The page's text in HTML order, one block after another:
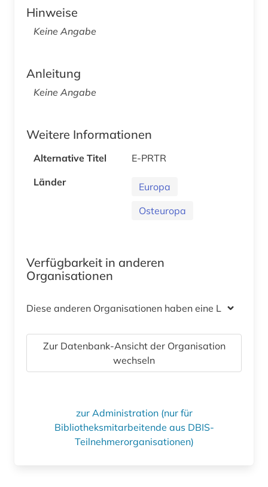
Hinweise
Keine Angabe
Anleitung
Keine Angabe
Weitere Informationen
Alternative Titel
E-PRTR
Länder
Europa
Osteuropa
Verfügbarkeit in anderen
Organisationen
Diese anderen Organisationen haben eine Lizenz
Zur Datenbank-Ansicht der Organisation
wechseln
zur Administration (nur für
Bibliotheksmitarbeitende aus DBIS-
Teilnehmerorganisationen)